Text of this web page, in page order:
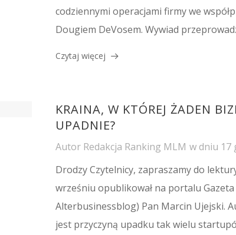
codziennymi operacjami firmy we
Dougiem DeVosem. Wywiad
Czytaj więcej
KRAINA, W KTÓREJ ŻADEN
UPADNIE?
Autor Redakcja Ranking MLM w dniu 17
Drodzy Czytelnicy, zapraszamy do
wrześniu opublikował na portalu Gazeta
Alterbusinessblog) Pan Marcin Ujejski.
jest przyczyną upadku tak wielu